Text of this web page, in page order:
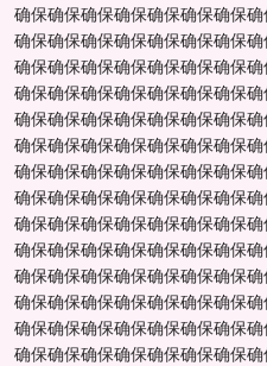
确保确保确保确保确保确保确保
确保确保确保确保确保确保确保
确保确保确保确保确保确保确保
确保确保确保确保确保确保确保
确保确保确保确保确保确保确保
确保确保确保确保确保确保确保
确保确保确保确保确保确保确保
确保确保确保确保确保确保确保
确保确保确保确保确保确保确保
确保确保确保确保确保确保确保
确保确保确保确保确保确保确保
确保确保确保确保确保确保确保
确保确保确保确保确保确保确保
确保确保确保确保确保确保确保